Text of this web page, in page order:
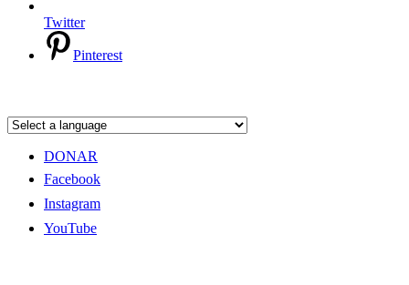
Twitter
Pinterest
DONAR
Facebook
Instagram
YouTube